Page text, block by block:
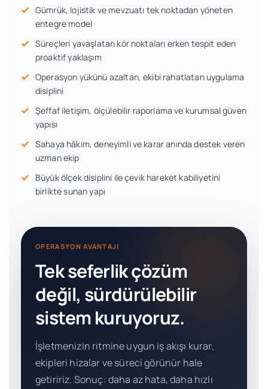
Gümrük, lojistik ve mevzuatı tek noktadan yöneten
entegre model
Süreçleri yavaşlatan kör noktaları erken tespit eden
proaktif yaklaşım
Operasyon yükünü azaltan, ekibi rahatlatan uygulama
disiplini
Şeffaf iletişim, ölçülebilir raporlama ve kurumsal güven
yapısı
Sahaya hâkim, deneyimli ve karar anında destek veren
uzman ekip
Büyük ölçek disiplini ile çevik hareket kabiliyetini
birlikte sunan yapı
OPERASYON AVANTAJI
Tek seferlik çözüm
değil, sürdürülebilir
sistem kuruyoruz.
İşletmenizin ritmine uygun iş akışı kurar,
ekipleri hizalar ve süreci görünür hale
getiririz. Sonuç: daha az hata, daha hızlı